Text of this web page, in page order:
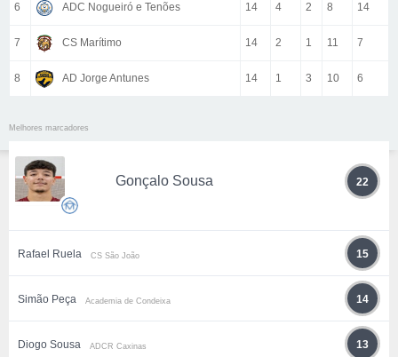
6 ADC Nogueiró e Tenões 14 4 2 8 14
7 CS Marítimo 14 2 1 11 7
8 AD Jorge Antunes 14 1 3 10 6
Melhores marcadores
Gonçalo Sousa 22
Rafael Ruela CS São João 15
Simão Peça Academia de Condeixa 14
Diogo Sousa ADCR Caxinas 13